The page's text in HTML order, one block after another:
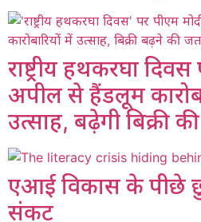
राष्ट्रीय हथकरघा
अपील से हैंडलूम
उत्साह, बढ़ेगी बिक्री
एआई विकास के पीछे
संकट